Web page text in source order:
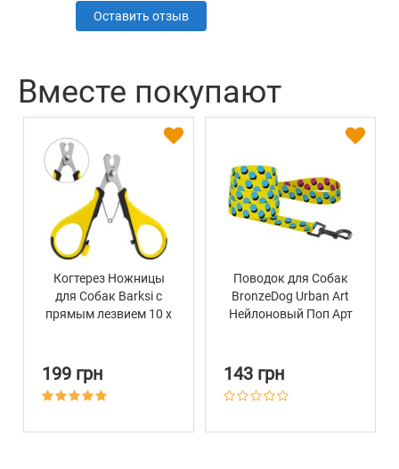
Оставить отзыв
Вместе покупают
Когтерез Ножницы
для Собак Barksi с
прямым лезвием 10 х
199 грн
Поводок для Собак
BronzeDog Urban Art
Нейлоновый Поп Арт
143 грн